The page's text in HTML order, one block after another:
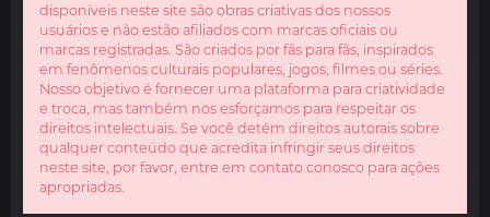
disponíveis neste site são obras criativas dos nossos
usuários e não estão afiliados com marcas oficiais ou
marcas registradas. São criados por fãs para fãs, inspirados
em fenômenos culturais populares, jogos, filmes ou séries.
Nosso objetivo é fornecer uma plataforma para criatividade
e troca, mas também nos esforçamos para respeitar os
direitos intelectuais. Se você detém direitos autorais sobre
qualquer conteúdo que acredita infringir seus direitos
neste site, por favor, entre em contato conosco para ações
apropriadas.